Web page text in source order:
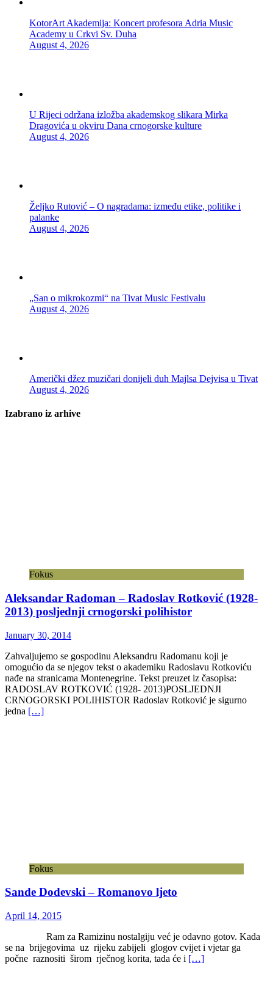
KotorArt Akademija: Koncert profesora Adria Music
Academy u Crkvi Sv. Duha
August 4, 2026
U Rijeci održana izložba akademskog slikara Mirka
Dragovića u okviru Dana crnogorske kulture
August 4, 2026
Željko Rutović – O nagradama: između etike, politike i
palanke
August 4, 2026
„San o mikrokozmi“ na Tivat Music Festivalu
August 4, 2026
Američki džez muzičari donijeli duh Majlsa Dejvisa u Tivat
August 4, 2026
Izabrano iz arhive
Fokus
Aleksandar Radoman – Radoslav Rotković (1928-
2013) posljednji crnogorski polihistor
January 30, 2014
Zahvaljujemo se gospodinu Aleksandru Radomanu koji je
omogućio da se njegov tekst o akademiku Radoslavu Rotkoviću
nađe na stranicama Montenegrine. Tekst preuzet iz časopisa:
RADOSLAV ROTKOVIĆ (1928- 2013)POSLJEDNJI
CRNOGORSKI POLIHISTOR Radoslav Rotković je sigurno
jedna […]
Fokus
Sande Dodevski – Romanovo ljeto
April 14, 2015
Ram za Ramizinu nostalgiju već je odavno gotov. Kada
se na brijegovima uz rijeku zabijeli glogov cvijet i vjetar ga
počne raznositi širom rječnog korita, tada će i […]